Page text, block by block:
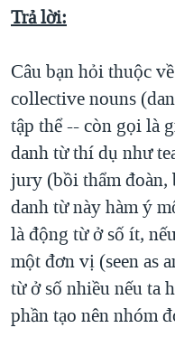
GIÁO DỤC
CÁC GIÁ TRỊ CỘNG
TRỊNH VĨNH BÌNH VS.
NGƯ DÂN VIỆT VÀ
BÊN KIA QUỐC LỘ:
QUAN HỆ VIỆT MỸ
Trả lời:
Câu bạn hỏi thuộc
collective nouns
tập thể -- còn gọi là
danh từ thí dụ như
jury (bồi thẩm đoàn,
danh từ này hàm ý
là động từ ở số ít,
một đơn vị (seen as
từ ở số nhiều nếu ta
phần tạo nên nhóm